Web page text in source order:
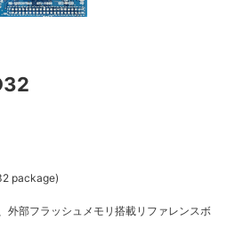
package)
外部フラッシュメモリ搭載リファレンスボ